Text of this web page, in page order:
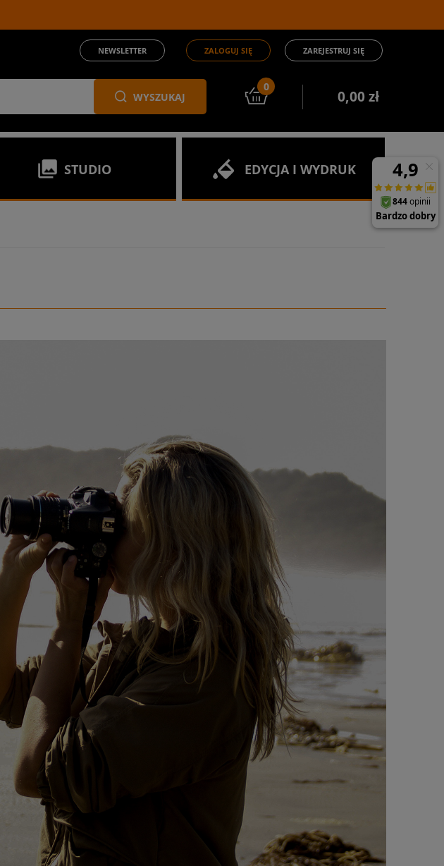
NEWSLETTER ZALOGUJ SIĘ ZAREJESTRUJ SIĘ
WYSZUKAJ
0
0,00 zł
STUDIO EDYCJA I WYDRUK